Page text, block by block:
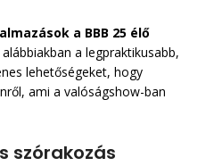
a BBB 25 élő
a legpraktikusabb,
lehetőségeket, hogy
ami a valóságshow-ban
szórakozás